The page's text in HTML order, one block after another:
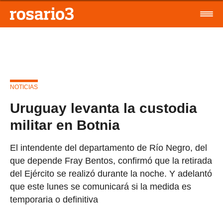
NOTICIAS
Uruguay levanta la custodia
militar en Botnia
El intendente del departamento de Río Negro, del
que depende Fray Bentos, confirmó que la retirada
del Ejército se realizó durante la noche. Y adelantó
que este lunes se comunicará si la medida es
temporaria o definitiva